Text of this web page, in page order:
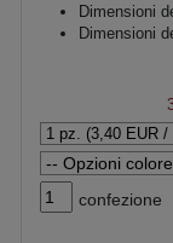
Dimensioni
Dimensioni
confezione